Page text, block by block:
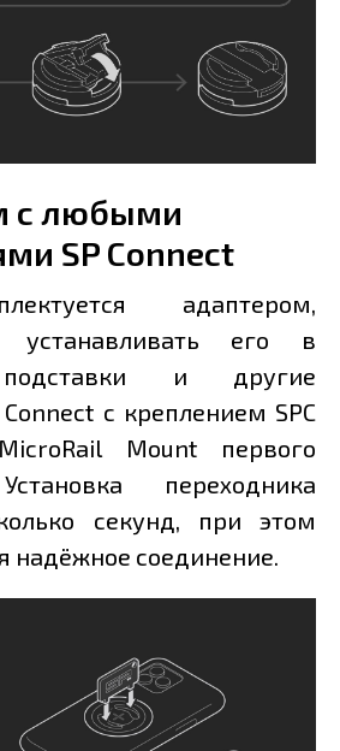
с любыми
SP Connect
адаптером,
устанавливать его в
и другие
c креплением SPC
Mount первого
переходника
секунд, при этом
надёжное соединение.